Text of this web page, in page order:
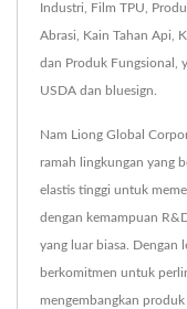
Industri, Film TPU,
Abrasi, Kain Tahan Api,
dan Produk Fungsional,
USDA dan bluesign.
Nam Liong Global
ramah lingkungan yang
elastis tinggi untuk
dengan kemampuan
yang luar biasa. Dengan
berkomitmen untuk
mengembangkan